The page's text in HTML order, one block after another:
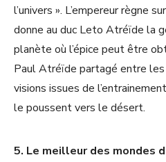
l’univers ». L’empereur règne
donne au duc Leto Atréïde la
planète où l’épice peut être
Paul Atréïde partagé entre
visions issues de
le poussent vers le désert.
5. Le meilleur des mondes